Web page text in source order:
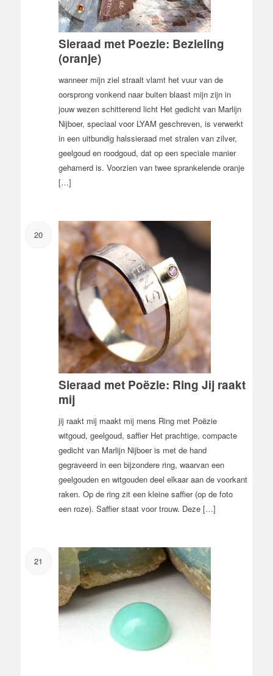
Sieraad met Poezie: Bezieling
(oranje)
wanneer mijn ziel straalt vlamt het vuur van de
oorsprong vonkend naar buiten blaast mijn zijn in
jouw wezen schitterend licht Het gedicht van Marlijn
Nijboer, speciaal voor LYAM geschreven, is verwerkt
in een uitbundig halssieraad met stralen van zilver,
geelgoud en roodgoud, dat op een speciale manier
gehamerd is. Voorzien van twee sprankelende oranje
[…]
20
Sieraad met Poëzie: Ring Jij raakt
mij
jij raakt mij maakt mij mens Ring met Poëzie
witgoud, geelgoud, saffier Het prachtige, compacte
gedicht van Marlijn Nijboer is met de hand
gegraveerd in een bijzondere ring, waarvan een
geelgouden en witgouden deel elkaar aan de voorkant
raken. Op de ring zit een kleine saffier (op de foto
een roze). Saffier staat voor trouw. Deze […]
21